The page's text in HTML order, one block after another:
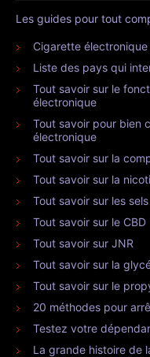
Les guides pour tout
Cigarette électronique
Liste des pays qui
Tout savoir sur le
électronique
Tout savoir pour bien
électronique
Tout savoir sur la
Tout savoir sur la
Tout savoir sur les
Tout savoir sur le CBD
Tout savoir sur JNR
Tout savoir sur la
Tout savoir sur le
20 méthodes pour
Testez votre
La grande histoire de